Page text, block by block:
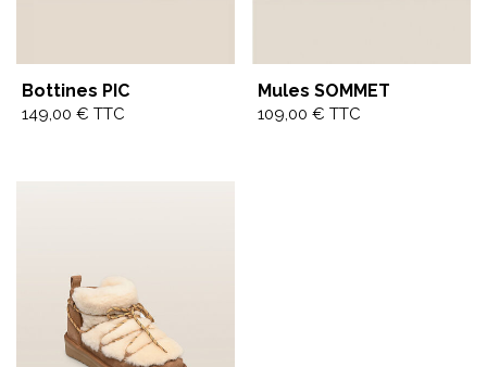
Bottines PIC
149,00 € TTC
Mules SOMMET
109,00€ TTC